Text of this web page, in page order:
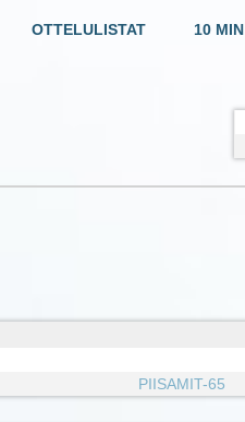
OTTELULISTAT 10 MIN
PIISAMIT-65